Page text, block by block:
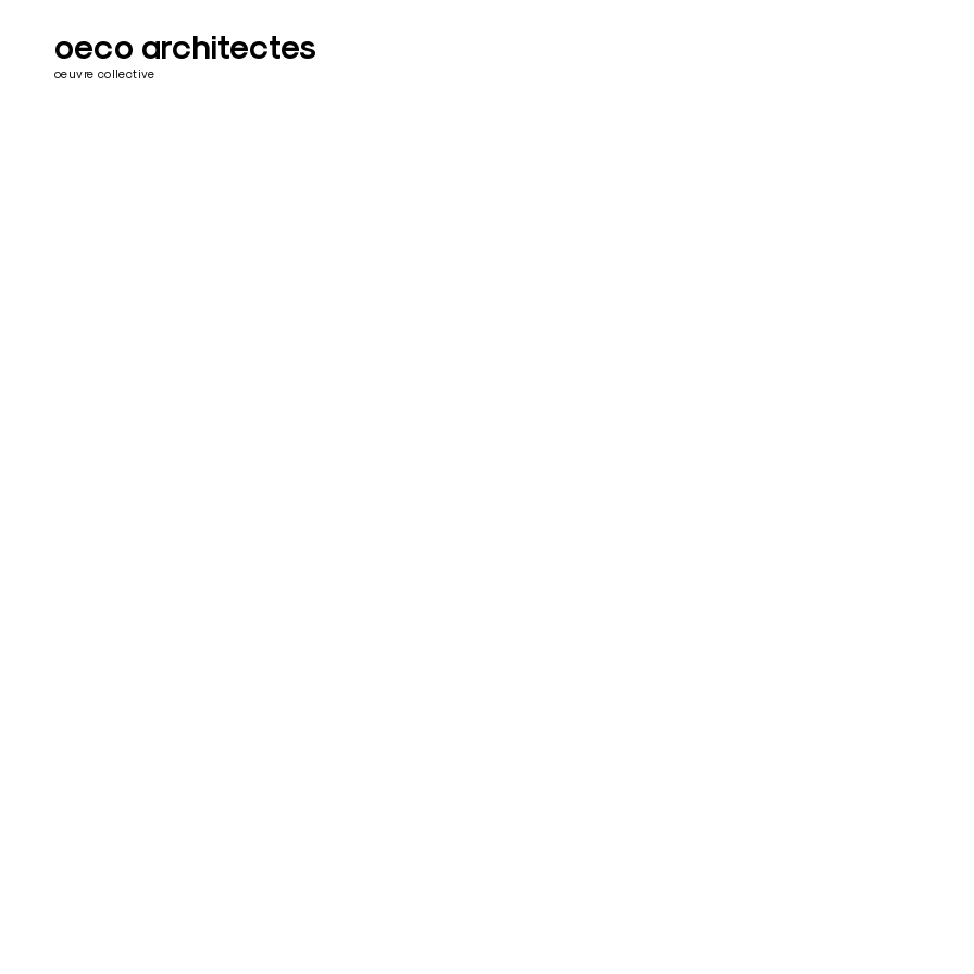
oeco architectes
oeuvre collective